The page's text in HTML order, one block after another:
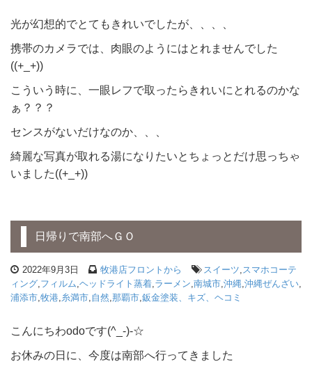
光が幻想的でとてもきれいでしたが、、、、
携帯のカメラでは、肉眼のようにはとれませんでした
((+_+))
こういう時に、一眼レフで取ったらきれいにとれるのかな
ぁ？？？
センスがないだけなのか、、、
綺麗な写真が取れる湯になりたいとちょっとだけ思っちゃ
いました((+_+))
日帰りで南部へＧＯ
2022年9月3日 牧港店フロントから スイーツ,スマホコーテ
ィング,フィルム,ヘッドライト蒸着,ラーメン,南城市,沖縄,沖縄ぜんざい,
浦添市,牧港,糸満市,自然,那覇市,鈑金塗装、キズ、ヘコミ
こんにちわodoです(^_-)-☆
お休みの日に、今度は南部へ行ってきました